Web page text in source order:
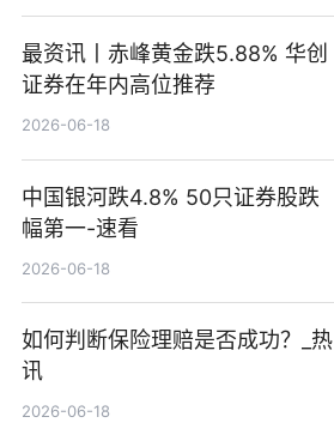
最资讯丨赤峰黄金跌5.88% 华创
证券在年内高位推荐
2026-06-18
中国银河跌4.8% 50只证券股跌
幅第一-速看
2026-06-18
如何判断保险理赔是否成功？_热
讯
2026-06-18